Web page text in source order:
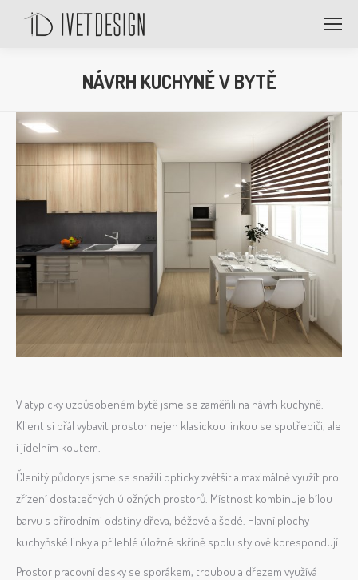
NÁVRH KUCHYNĚ V BYTĚ
V atypicky uzpůsobeném bytě jsme se zaměřili na návrh kuchyně.
Klient si přál vybavit prostor nejen klasickou linkou se spotřebiči, ale
i jídelním koutem.
Členitý půdorys jsme se snažili opticky zvětšit a maximálně využít pro
zřízení dostatečných úložných prostorů. Místnost kombinuje bílou
barvu s přírodními odstíny dřeva, béžové a šedé. Hlavní plochy
kuchyňské linky a přilehlé úložné skříně spolu stylově korespondují.
Prostor pracovní desky se sporákem, troubou a dřezem využívá